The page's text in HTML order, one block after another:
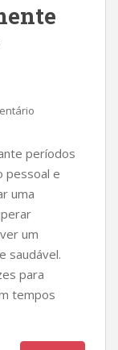
períodos
pessoal e
uma
um
saudável.
para
tempos